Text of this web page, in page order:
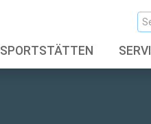
SPORTSTÄTTEN